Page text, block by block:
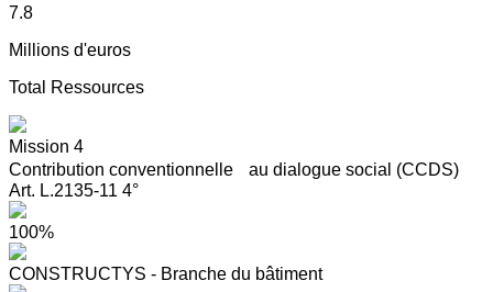
7.8
Millions d'euros
Total Ressources
Mission 4
Contribution conventionnelle au dialogue social (CCDS)
Art. L.2135-11 4°
100%
CONSTRUCTYS - Branche du bâtiment